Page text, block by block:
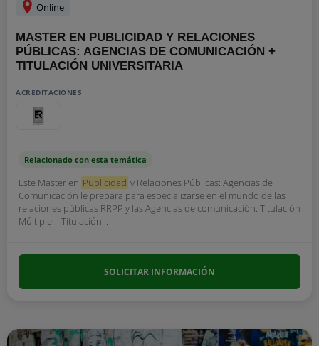
Online
MASTER EN PUBLICIDAD Y RELACIONES
PÚBLICAS: AGENCIAS DE COMUNICACIÓN +
TITULACIÓN UNIVERSITARIA
ACREDITACIONES
Relacionado con esta temática
Este Master en Publicidad y Relaciones Públicas: Agencias de
Comunicación le prepara para especializarse en el mundo de las
relaciones públicas RRPP y las Agencias de comunicación. Titulación
Múltiple: - Titulación...
SOLICITAR INFORMACIÓN